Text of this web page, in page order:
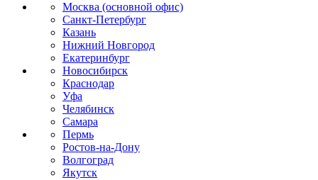
Москва (основной офис)
Санкт-Петербург
Казань
Нижний Новгород
Екатеринбург
Новосибирск
Краснодар
Уфа
Челябинск
Самара
Пермь
Ростов-на-Дону
Волгоград
Якутск